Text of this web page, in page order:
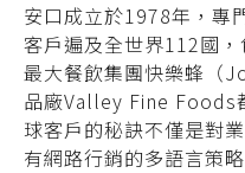
安口成立於1978年，專
客戶遍及全世界112國
最大餐飲集團快樂蜂（
品廠Valley Fine Foods
球客戶的秘訣不僅是對
有網路行銷的多語言策略